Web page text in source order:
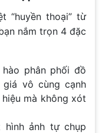
“huyền thoại” từ
nắm trọn 4 đặc
hào phân phối đồ
vô cùng cạnh
mà không xót
hình ảnh tự chụp